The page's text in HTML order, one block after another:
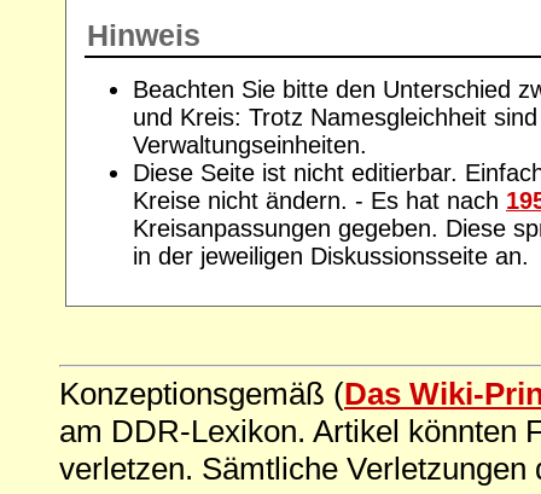
Hinweis
Beachten Sie bitte den Unterschied
und Kreis: Trotz Namesgleichheit
Verwaltungseinheiten.
Diese Seite ist nicht editierbar.
Kreise nicht ändern. - Es hat nach
Kreisanpassungen gegeben. Diese
in der jeweiligen Diskussionsseite an.
Konzeptionsgemäß (Das Wiki-
am DDR-Lexikon. Artikel könnten
verletzen. Sämtliche